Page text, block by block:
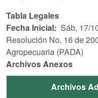
Tabla Legales
Fecha Inicial
Sáb, 17/
Resolución No. 16 de
Agropecuaria (PADA)
Archivos Anexos
Archivos